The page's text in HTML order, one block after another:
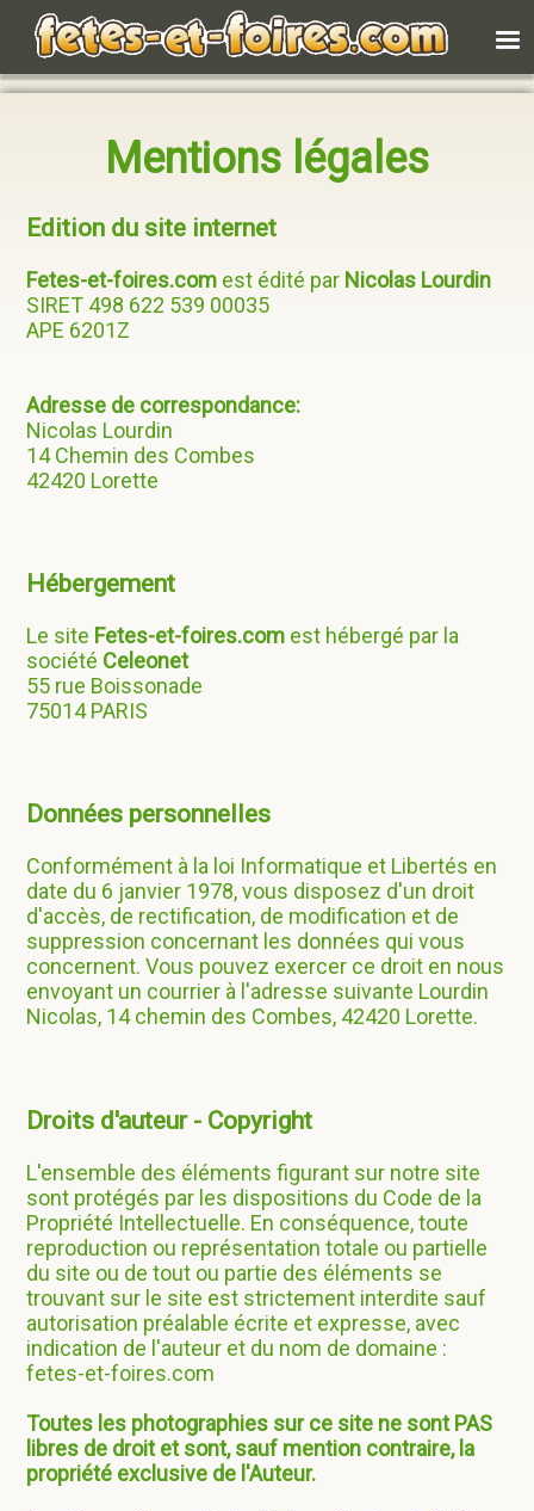
Mentions légales
Edition du site internet
Fetes-et-foires.com est édité par Nicolas Lourdin
SIRET 498 622 539 00035
APE 6201Z
Adresse de correspondance:
Nicolas Lourdin
14 Chemin des Combes
42420 Lorette
Hébergement
Le site Fetes-et-foires.com est hébergé par la
société Celeonet
55 rue Boissonade
75014 PARIS
Données personnelles
Conformément à la loi Informatique et Libertés en
date du 6 janvier 1978, vous disposez d'un droit
d'accès, de rectification, de modification et de
suppression concernant les données qui vous
concernent. Vous pouvez exercer ce droit en nous
envoyant un courrier à l'adresse suivante Lourdin
Nicolas, 14 chemin des Combes, 42420 Lorette.
Droits d'auteur - Copyright
L'ensemble des éléments figurant sur notre site
sont protégés par les dispositions du Code de la
Propriété Intellectuelle. En conséquence, toute
reproduction ou représentation totale ou partielle
du site ou de tout ou partie des éléments se
trouvant sur le site est strictement interdite sauf
autorisation préalable écrite et expresse, avec
indication de l'auteur et du nom de domaine :
fetes-et-foires.com
Toutes les photographies sur ce site ne sont PAS
libres de droit et sont, sauf mention contraire, la
propriété exclusive de l'Auteur.